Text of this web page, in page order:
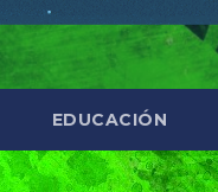
EDUCACIÓN